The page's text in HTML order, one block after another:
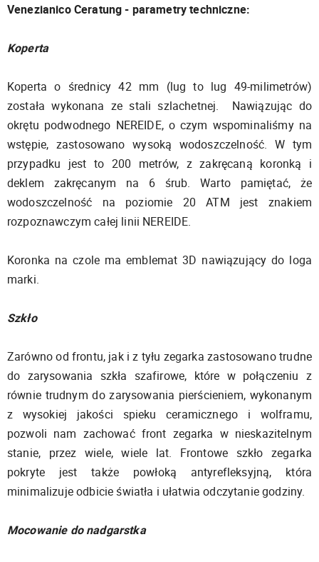
Venezianico Ceratung - parametry techniczne:
Koperta
Koperta o średnicy 42 mm (lug to lug 49-milimetrów)
została wykonana ze stali szlachetnej. Nawiązując do
okrętu podwodnego NEREIDE, o czym wspominaliśmy na
wstępie, zastosowano wysoką wodoszczelność. W tym
przypadku jest to 200 metrów, z zakręcaną koronką i
deklem zakręcanym na 6 śrub. Warto pamiętać, że
wodoszczelność na poziomie 20 ATM jest znakiem
rozpoznawczym całej linii NEREIDE.
Koronka na czole ma emblemat 3D nawiązujący do loga
marki.
Szkło
Zarówno od frontu, jak i z tyłu zegarka zastosowano trudne
do zarysowania szkła szafirowe, które w połączeniu z
równie trudnym do zarysowania pierścieniem, wykonanym
z wysokiej jakości spieku ceramicznego i wolframu,
pozwoli nam zachować front zegarka w nieskazitelnym
stanie, przez wiele, wiele lat. Frontowe szkło zegarka
pokryte jest także powłoką antyrefleksyjną, która
minimalizuje odbicie światła i ułatwia odczytanie godziny.
Mocowanie do nadgarstka